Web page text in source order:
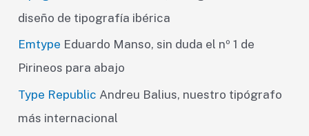
diseño de tipografía ibérica
Emtype Eduardo Manso, sin duda el nº 1 de
Pirineos para abajo
Type Republic Andreu Balius, nuestro tipógrafo
más internacional